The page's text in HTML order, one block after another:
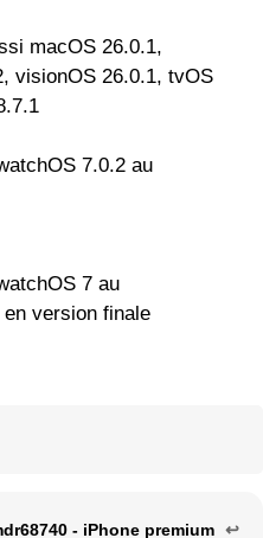
macOS 26.0.1,
visionOS 26.0.1, tvOS
7.0.2 au
7 au
version finale
- iPhone premium ↩